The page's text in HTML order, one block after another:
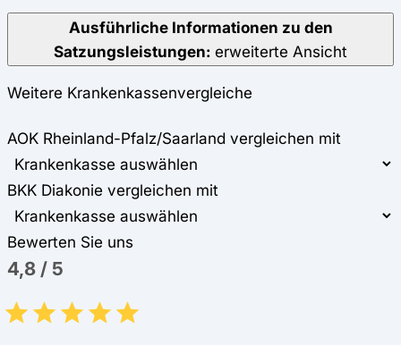
Ausführliche Informationen zu den
Satzungsleistungen: erweiterte Ansicht
Weitere Krankenkassenvergleiche
AOK Rheinland-Pfalz/Saarland vergleichen mit
BKK Diakonie vergleichen mit
Bewerten Sie uns
4,8 / 5